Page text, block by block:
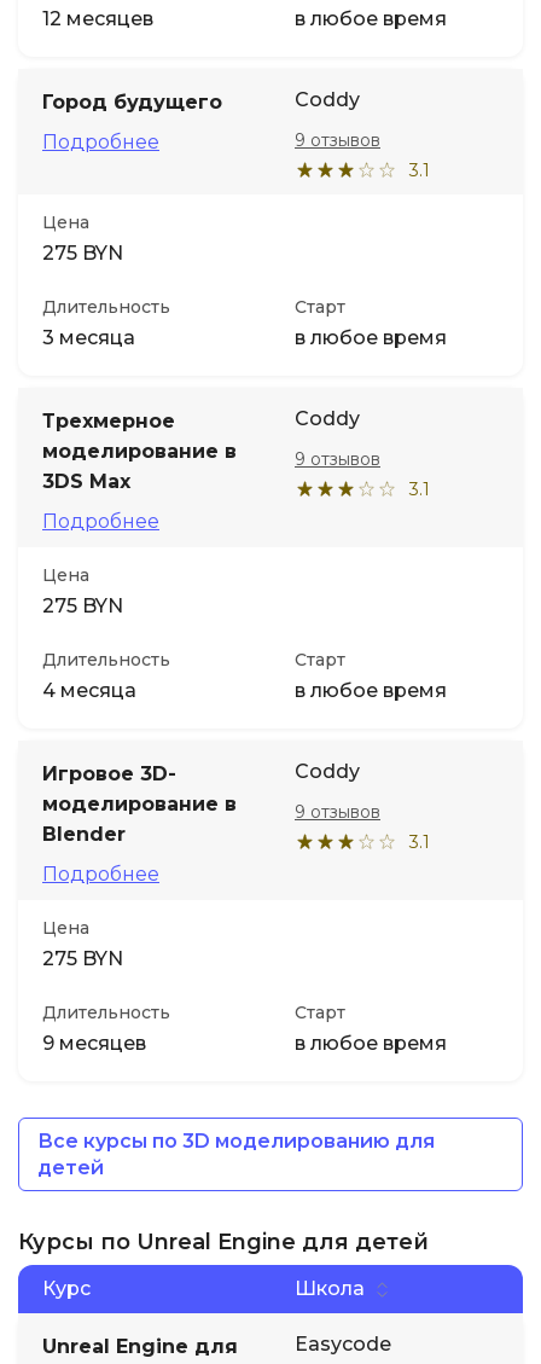
12 месяцев в любое время
Город будущего
Подробнее
Coddy
3.1
9 отзывов
Цена
275 BYN
Длительность
3 месяца
Старт
в любое время
Трехмерное
моделирование в
3DS Max
Подробнее
Coddy
3.1
9 отзывов
Цена
275 BYN
Длительность
4 месяца
Старт
в любое время
Игровое 3D-
моделирование в
Blender
Подробнее
Coddy
3.1
9 отзывов
Цена
275 BYN
Длительность
9 месяцев
Старт
в любое время
Все курсы по 3D моделированию для
детей
Курсы по Unreal Engine для детей
Курс Школа
Unreal Engine для
Easycode